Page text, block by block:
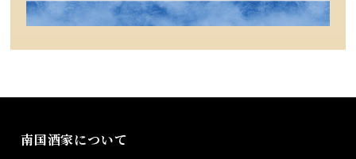
南国酒家について